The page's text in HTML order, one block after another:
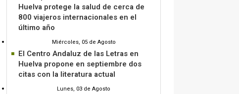
Huelva protege la salud de cerca de
800 viajeros internacionales en el
último año
Miércoles, 05 de Agosto
El Centro Andaluz de las Letras en
Huelva propone en septiembre dos
citas con la literatura actual
Lunes, 03 de Agosto